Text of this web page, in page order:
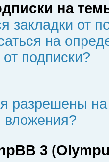
на
закладки от
на
от подписки?
разрешены
вложения?
3